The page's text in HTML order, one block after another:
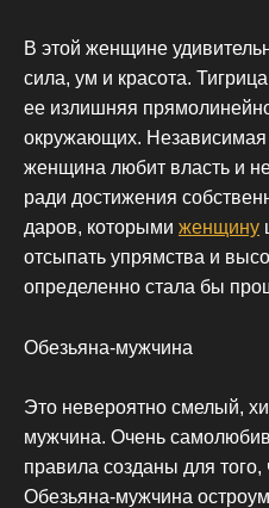
В этой женщине
сила, ум и красота.
ее излишняя
окружающих. Независимая
женщина любит власть и
ради достижения
даров, которыми женщину
отсыпать упрямства и
определенно стала бы
Обезьяна-мужчина
Это невероятно смелый,
мужчина. Очень
правила созданы для
Обезьяна-мужчина